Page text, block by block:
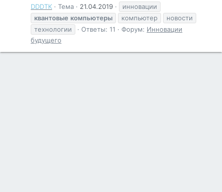
DDDTK
Тема 21.04.2019
инновации
квантовые компьютеры компьютер
новости
технологии
Ответы: 11 Форум: Инновации
будущего